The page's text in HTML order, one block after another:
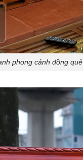
phong cảnh đồng